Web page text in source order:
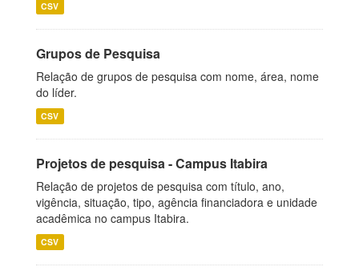
CSV
Grupos de Pesquisa
Relação de grupos de pesquisa com nome, área, nome
do líder.
CSV
Projetos de pesquisa - Campus Itabira
Relação de projetos de pesquisa com título, ano,
vigência, situação, tipo, agência financiadora e unidade
acadêmica no campus Itabira.
CSV